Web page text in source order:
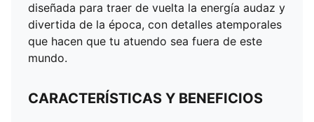
diseñada para traer de vuelta la energía audaz y
divertida de la época, con detalles atemporales
que hacen que tu atuendo sea fuera de este
mundo.
CARACTERÍSTICAS Y BENEFICIOS